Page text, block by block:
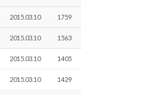
2015.03.10 1759
2015.03.10 1563
2015.03.10 1405
2015.03.10 1429